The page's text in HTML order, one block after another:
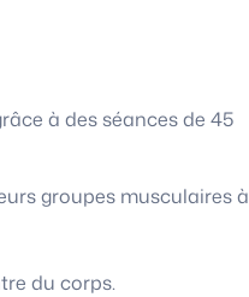
à des séances de 45
groupes musculaires à
du corps.